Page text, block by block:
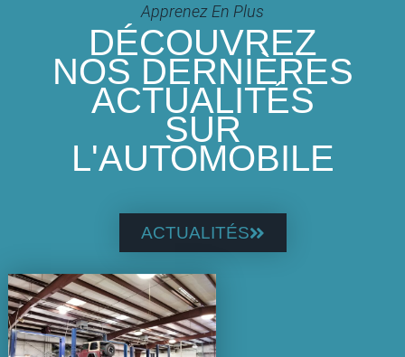
Apprenez En Plus
DÉCOUVREZ
NOS DERNIÈRES
ACTUALITÉS
SUR
L'AUTOMOBILE
ACTUALITÉS